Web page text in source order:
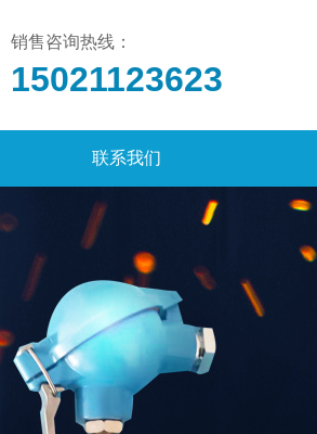
销售咨询热线：
15021123623
联系我们